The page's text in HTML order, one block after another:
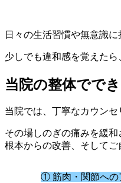
日々の生活習慣や無意識
少しでも違和感を覚えた
当院の整体でで
当院では、丁寧なカウンセ
その場しのぎの痛みを緩和
根本からの改善、そしてご
① 筋肉・関節への